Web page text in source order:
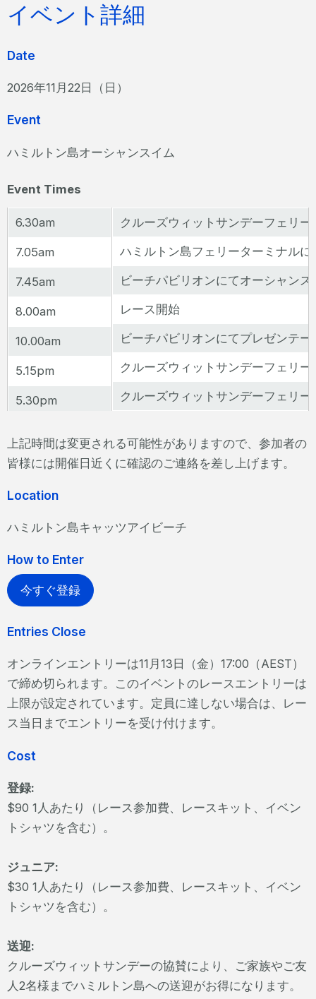
イベント詳細
Date
2026年11月22日（日）
Event
ハミルトン島オーシャンスイム
Event Times
クルーズウィットサンデーフェリ
ハミルトン島フェリーターミナルに
ビーチパビリオンにてオーシャン
レース開始
ビーチパビリオンにてプレゼンテー
クルーズウィットサンデーフェリ
クルーズウィットサンデーフェリ
6.30am
7.05am
7.45am
8.00am
10.00am
5.15pm
5.30pm
上記時間は変更される可能性がありますので、参加者の
皆様には開催日近くに確認のご連絡を差し上げます。
Location
ハミルトン島キャッツアイビーチ
How to Enter
今すぐ登録
Entries Close
オンラインエントリーは11月13日（金）17:00（AEST）
で締め切られます。このイベントのレースエントリーは
上限が設定されています。定員に達しない場合は、レー
ス当日までエントリーを受け付けます。
Cost
登録:
$90 1人あたり（レース参加費、レースキット、イベン
トシャツを含む）。
ジュニア:
$30 1人あたり（レース参加費、レースキット、イベン
トシャツを含む）。
送迎:
クルーズウィットサンデーの協賛により、ご家族やご友
人2名様までハミルトン島への送迎がお得になります。